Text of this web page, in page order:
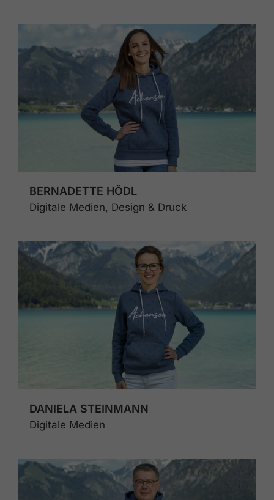
BERNADETTE HÖDL
Digitale Medien, Design & Druck
DANIELA STEINMANN
Digitale Medien